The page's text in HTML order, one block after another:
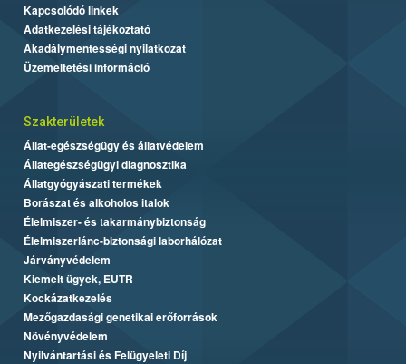
Kapcsolódó linkek
Adatkezelési tájékoztató
Akadálymentességi nyilatkozat
Üzemeltetési információ
Szakterületek
Állat-egészségügy és állatvédelem
Állategészségügyi diagnosztika
Állatgyógyászati termékek
Borászat és alkoholos italok
Élelmiszer- és takarmánybiztonság
Élelmiszerlánc-biztonsági laborhálózat
Járványvédelem
Kiemelt ügyek, EUTR
Kockázatkezelés
Mezőgazdasági genetikai erőforrások
Növényvédelem
Nyilvántartási és Felügyeleti Díj